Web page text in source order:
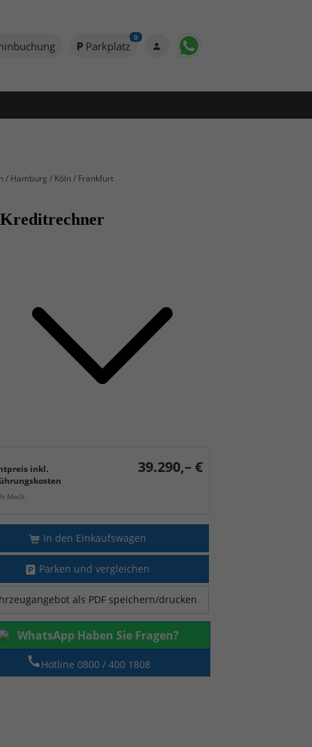
Parkplatz
0
/ Hamburg / Köln / Frankfurt
inkl.
39.290,– €
MwSt.
In den Einkaufswagen
Parken und vergleichen
als PDF speichern/drucken
WhatsApp Haben Sie Fragen?
Hotline 0800 / 400 1808